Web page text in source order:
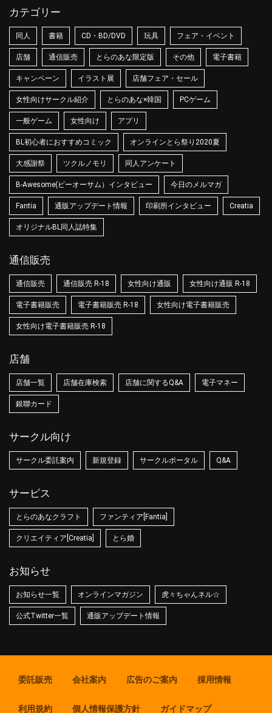
カテゴリー
同人 書籍 CD・BD/DVD 玩具 フェア・イベント
店舗 通信販売 とらのあな限定版 その他 電子書籍
キャンペーン イラスト展 店舗フェア・セール
女性向けサークル紹介 とらのあな×韓国 PCゲーム
一般ゲーム 女性向け アプリ
BL初心者におすすめコミック オンラインとら祭り2020夏
大感謝祭 ツクルノモリ 同人アンケート
B-Awesome(ビーオーサム）インタビュー 今日のメルマガ
Fantia 通販アップデート情報 印刷所インタビュー Creatia
オリジナルBL同人誌特集
通信販売
通信販売 通信販売 R-18 女性向け通販 女性向け通販 R-18
電子書籍販売 電子書籍販売 R-18 女性向け電子書籍販売
女性向け電子書籍販売 R-18
店舗
店舗一覧 店舗在庫検索 店舗に関するQ&A 電子マネー
銀聯カード
サークル向け
サークル委託案内 新規登録 サークルポータル Q&A
サービス
とらのあなクラフト ファンティア[Fantia]
クリエイティア[Creatia] とら婚
お知らせ
お知らせ一覧 オンラインマガジン 虎々ちゃんネル☆
公式Twitter一覧 通販アップデート情報
委託販売 会社案内 広告のご案内 採用情報
利用規約 個人情報保護方針 ガイドマップ